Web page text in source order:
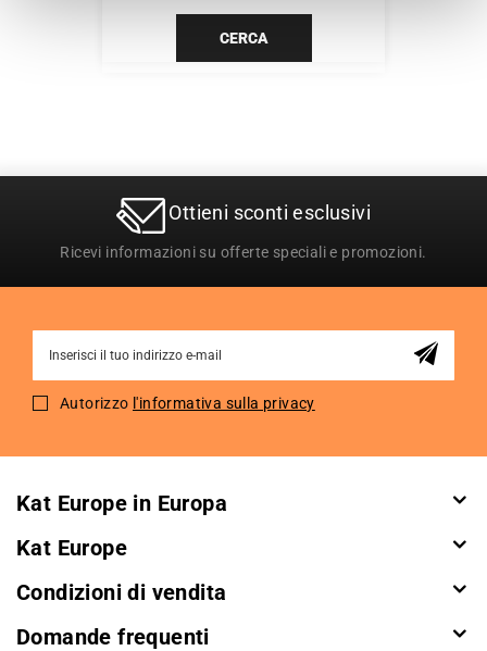
CERCA
Ottieni sconti esclusivi
Ricevi informazioni su offerte speciali e promozioni.
for
Autorizzo l'informativa sulla privacy
Kat Europe in Europa
Kat Europe
Condizioni di vendita
Domande frequenti